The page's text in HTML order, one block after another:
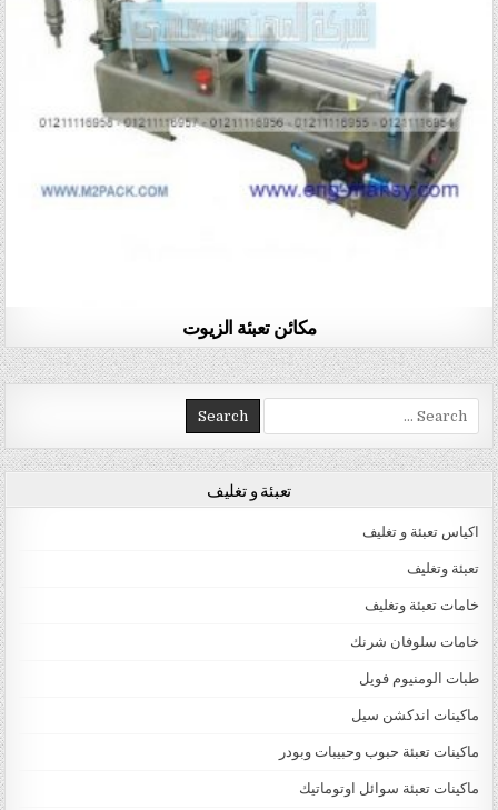
مكائن تعبئة الزيوت
Search for:
تعبئة و تغليف
اكياس تعبئة و تغليف
تعبئة وتغليف
خامات تعبئة وتغليف
خامات سلوفان شرنك
طبات الومنيوم فويل
ماكينات اندكشن سيل
ماكينات تعبئة حبوب وحبيبات وبودر
ماكينات تعبئة سوائل اوتوماتيك